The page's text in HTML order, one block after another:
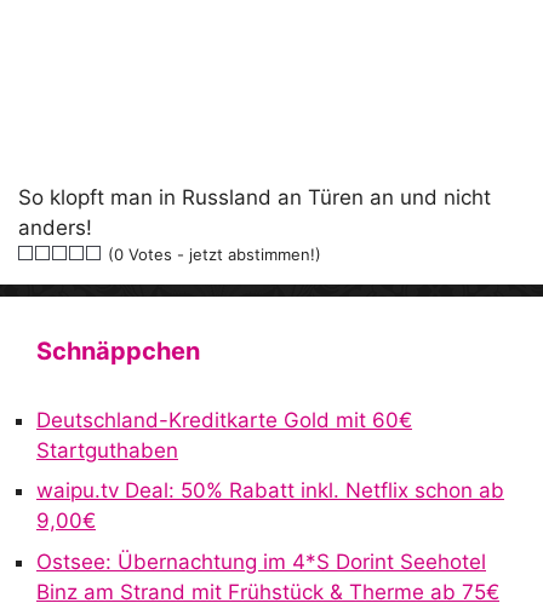
So klopft man in Russland an Türen an und nicht
anders!
(0 Votes - jetzt abstimmen!)
Schnäppchen
Deutschland-Kreditkarte Gold mit 60€
Startguthaben
waipu.tv Deal: 50% Rabatt inkl. Netflix schon ab
9,00€
Ostsee: Übernachtung im 4*S Dorint Seehotel
Binz am Strand mit Frühstück & Therme ab 75€